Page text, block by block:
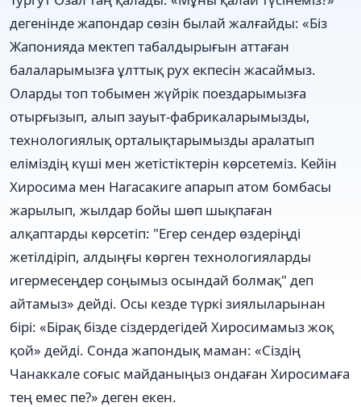
дегенінде жапондар сөзін былай жалғайды: «Біз
Жапонияда мектеп табалдырығын аттаған
балаларымызға ұлттық рух екпесін жасаймыз.
Оларды топ тобымен жүйрік поездарымызға
отырғызып, алып зауыт-фабрикаларымызды,
технологиялық орталықтарымызды аралатып
еліміздің күші мен жетістіктерін көрсетеміз. Кейін
Хиросима мен Нагасакиге апарып атом бомбасы
жарылып, жылдар бойы шөп шықпаған
алқаптарды көрсетіп: "Егер сендер өздеріңді
жетілдіріп, алдыңғы көрген технологияларды
игермесеңдер соңымыз осындай болмақ" деп
айтамыз» дейді. Осы кезде түркі зиялыларынан
бірі: «Бірақ бізде сіздердегідей Хиросимамыз жоқ
қой» дейді. Сонда жапондық маман: «Сіздің
Чанаккале соғыс майданыңыз ондаған Хиросимаға
тең емес пе?» деген екен.